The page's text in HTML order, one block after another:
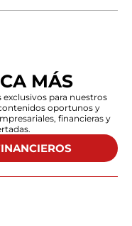
MÁS
para nuestros
oportunos y
financieras y